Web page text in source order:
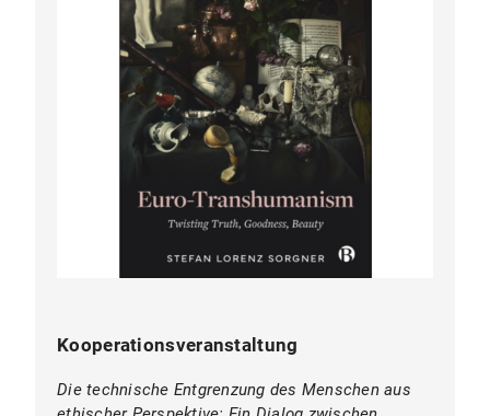
Kooperationsveranstaltung
Die technische Entgrenzung des Menschen aus